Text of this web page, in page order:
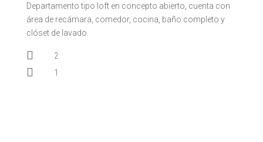
Departamento tipo loft en concepto abierto, cuenta con
área de recámara, comedor, cocina, baño completo y
clóset de lavado.
 2
 1